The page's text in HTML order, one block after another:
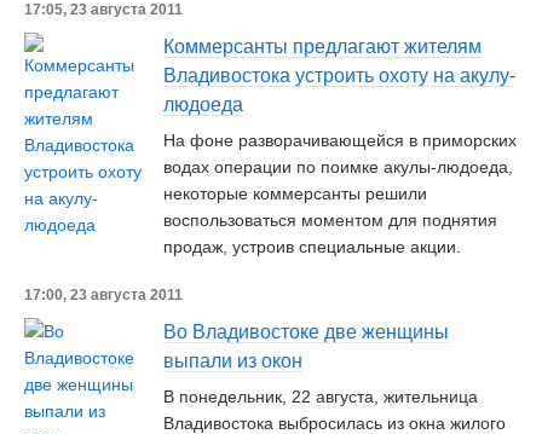
17:05, 23 августа 2011
Коммерсанты предлагают жителям
Владивостока устроить охоту на акулу-
людоеда
На фоне разворачивающейся в приморских
водах операции по поимке акулы-людоеда,
некоторые коммерсанты решили
воспользоваться моментом для поднятия
продаж, устроив специальные акции.
17:00, 23 августа 2011
Во Владивостоке две женщины
выпали из окон
В понедельник, 22 августа, жительница
Владивостока выбросилась из окна жилого